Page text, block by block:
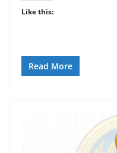
Like this:
Read More